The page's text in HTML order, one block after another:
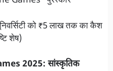
को ₹5 लाख तक का कैश
शेष)
2025: सांस्कृतिक